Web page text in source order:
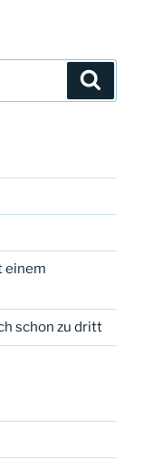
einem
schon zu dritt